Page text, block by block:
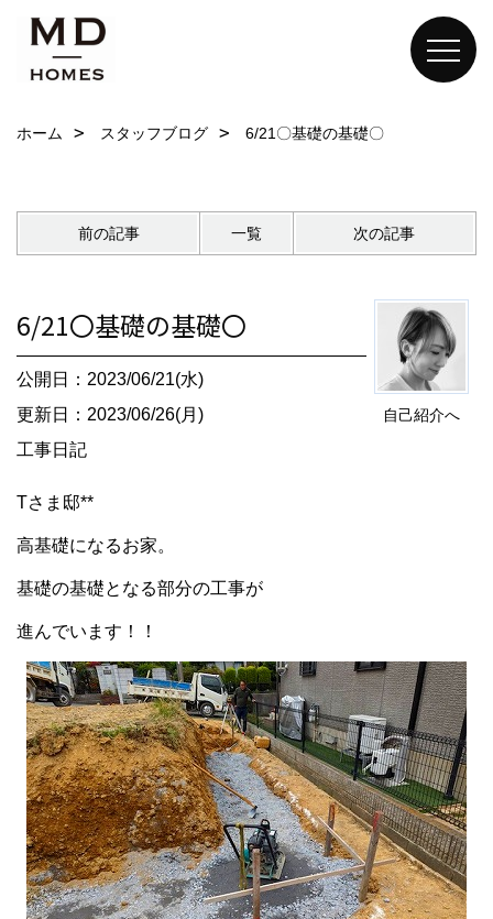
ホーム スタッフブログ 6/21〇基礎の基礎〇
前の記事 一覧 次の記事
自己紹介へ
6/21〇基礎の基礎〇
公開日：2023/06/21(水)
更新日：2023/06/26(月)
工事日記
Tさま邸**
高基礎になるお家。
基礎の基礎となる部分の工事が
進んでいます！！